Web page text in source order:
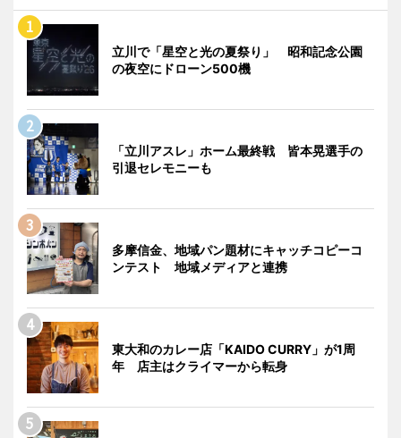
立川で「星空と光の夏祭り」 昭和記念公園
の夜空にドローン500機
「立川アスレ」ホーム最終戦 皆本晃選手の
引退セレモニーも
多摩信金、地域パン題材にキャッチコピーコ
ンテスト 地域メディアと連携
東大和のカレー店「KAIDO CURRY」が1周
年 店主はクライマーから転身